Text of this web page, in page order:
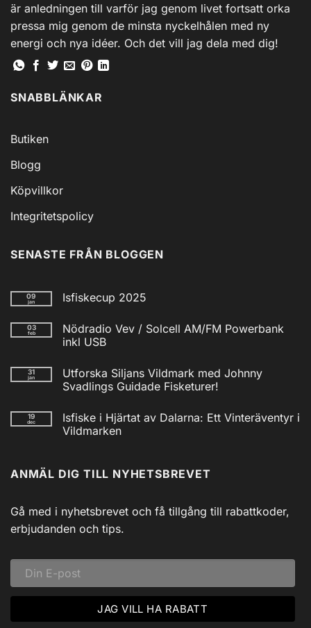
väljas
på
produktsidan
är anledningen till varför jag genom livet fortsatt orka
pressa mig genom de minsta nyckelhålen med ny
energi och nya idéer. Och det vill jag dela med dig!
SNABBLÄNKAR
Butiken
Blogg
Köpvillkor
Integritetspolicy
SENASTE FRÅN BLOGGEN
09
jan Isfiskecup 2025
till
Isfiskecup
2025
03
feb
Nödradio Vev / Solcell AM/FM Powerbank
inkl USB
till
Nödradio
Vev
AM/FM
Powerbank
inkl
31
jan
Utforska Siljans Vildmark med Johnny
Svadlings Guidade Fisketurer!
till
Utforska
Siljans
Svadlings
Guidade
19
dec
Isfiske i Hjärtat av Dalarna: Ett Vinteräventyr i
Vildmarken
Isfiske
i
Dalarna:
Ett
Vinteräventyr
i
ANMÄL DIG TILL NYHETSBREVET
Gå med i nyhetsbrevet och få tillgång till rabattkoder,
erbjudanden och tips.